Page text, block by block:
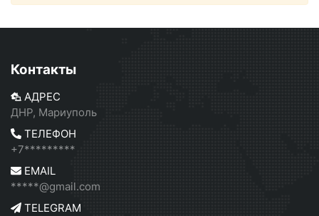
Контакты
АДРЕС
ДНР, Мариуполь
ТЕЛЕФОН
+7*********
EMAIL
*****@gmail.com
TELEGRAM